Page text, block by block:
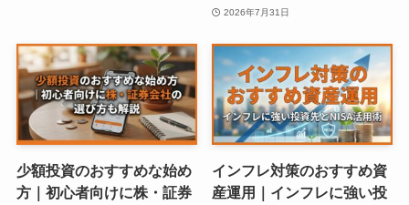
2026年7月31日
少額投資のおすすめな始め
方｜初心者向けに株・証券
インフレ対策のおすすめ資
産運用｜インフレに強い投